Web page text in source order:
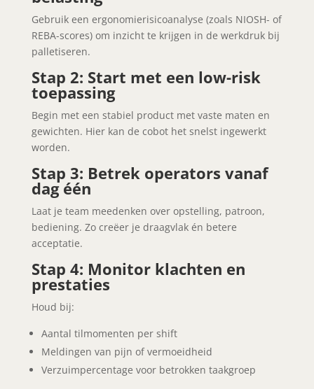
Gebruik een ergonomierisicoanalyse (zoals NIOSH- of
REBA-scores) om inzicht te krijgen in de werkdruk bij
palletiseren.
Stap 2: Start met een low-risk
toepassing
Begin met een stabiel product met vaste maten en
gewichten. Hier kan de cobot het snelst ingewerkt
worden.
Stap 3: Betrek operators vanaf
dag één
Laat je team meedenken over opstelling, patroon,
bediening. Zo creëer je draagvlak én betere
acceptatie.
Stap 4: Monitor klachten en
prestaties
Houd bij:
Aantal tilmomenten per shift
Meldingen van pijn of vermoeidheid
Verzuimpercentage voor betrokken taakgroep